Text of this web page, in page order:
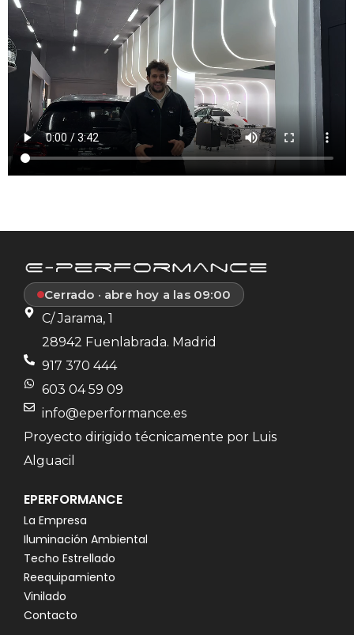
Cerrado · abre hoy a las 09:00
C/ Jarama, 1
28942 Fuenlabrada. Madrid
917 370 444
603 04 59 09
info@eperformance.es
Proyecto dirigido técnicamente por Luis
Alguacil
EPERFORMANCE
La Empresa
Iluminación Ambiental
Techo Estrellado
Reequipamiento
Vinilado
Contacto